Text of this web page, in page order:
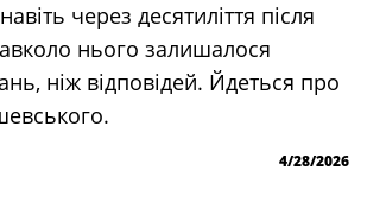
через десятиліття після
нього залишалося
ніж відповідей. Йдеться про
4/28/2026